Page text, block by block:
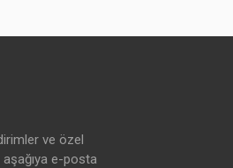
ve özel
e-posta